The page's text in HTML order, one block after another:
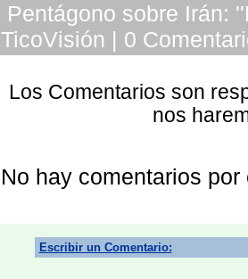
Pentágono sobre Irán:
TicoVisión | 0
Los Comentarios son
nos
No hay comentarios por
Escribir un Comentario: